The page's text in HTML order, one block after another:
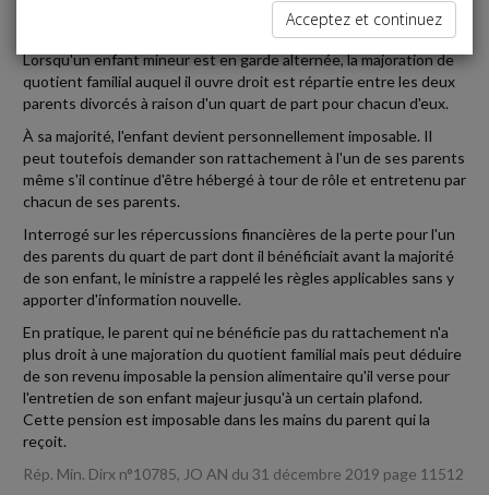
RATTACHEMENT D'UN ENFANT MAJEUR
Lorsqu'un enfant mineur est en garde alternée, la majoration de
quotient familial auquel il ouvre droit est répartie entre les deux
parents divorcés à raison d'un quart de part pour chacun d'eux.
À sa majorité, l'enfant devient personnellement imposable. Il
peut toutefois demander son rattachement à l'un de ses parents
même s'il continue d'être hébergé à tour de rôle et entretenu par
chacun de ses parents.
Interrogé sur les répercussions financières de la perte pour l'un
des parents du quart de part dont il bénéficiait avant la majorité
de son enfant, le ministre a rappelé les règles applicables sans y
apporter d'information nouvelle.
En pratique, le parent qui ne bénéficie pas du rattachement n'a
plus droit à une majoration du quotient familial mais peut déduire
de son revenu imposable la pension alimentaire qu'il verse pour
l'entretien de son enfant majeur jusqu'à un certain plafond.
Cette pension est imposable dans les mains du parent qui la
reçoit.
Rép. Min. Dirx n°10785, JO AN du 31 décembre 2019 page 11512
Acceptez et continuez